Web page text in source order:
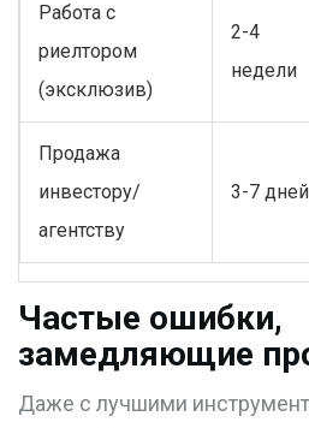
Работа с
риелтором
(эксклюзив)
2-4
недели
Продажа
инвестору/
агентству
3-7 дней
Частые ошибки,
замедляющие
Даже с лучшими